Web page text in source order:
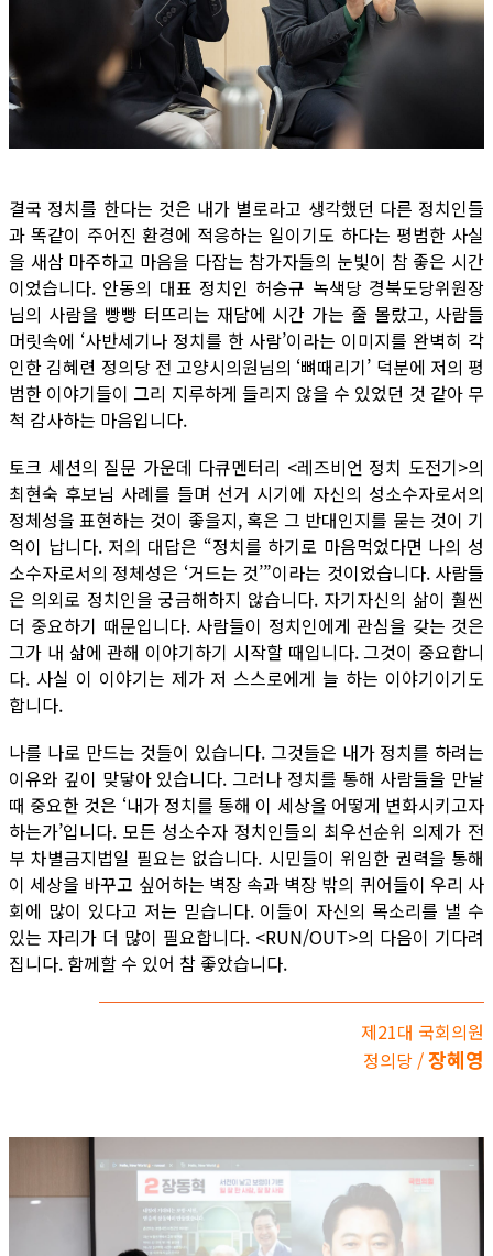
결국 정치를 한다는 것은 내가 별로라고 생각했던 다른 정치인들
과 똑같이 주어진 환경에 적응하는 일이기도 하다는 평범한 사실
을 새삼 마주하고 마음을 다잡는 참가자들의 눈빛이 참 좋은 시간
이었습니다. 안동의 대표 정치인 허승규 녹색당 경북도당위원장
님의 사람을 빵빵 터뜨리는 재담에 시간 가는 줄 몰랐고, 사람들
머릿속에 ‘사반세기나 정치를 한 사람’이라는 이미지를 완벽히 각
인한 김혜련 정의당 전 고양시의원님의 ‘뼈때리기’ 덕분에 저의 평
범한 이야기들이 그리 지루하게 들리지 않을 수 있었던 것 같아 무
척 감사하는 마음입니다.
토크 세션의 질문 가운데 다큐멘터리 <레즈비언 정치 도전기>의
최현숙 후보님 사례를 들며 선거 시기에 자신의 성소수자로서의
정체성을 표현하는 것이 좋을지, 혹은 그 반대인지를 묻는 것이 기
억이 납니다. 저의 대답은 “정치를 하기로 마음먹었다면 나의 성
소수자로서의 정체성은 ‘거드는 것’”이라는 것이었습니다. 사람들
은 의외로 정치인을 궁금해하지 않습니다. 자기자신의 삶이 훨씬
더 중요하기 때문입니다. 사람들이 정치인에게 관심을 갖는 것은
그가 내 삶에 관해 이야기하기 시작할 때입니다. 그것이 중요합니
다. 사실 이 이야기는 제가 저 스스로에게 늘 하는 이야기이기도
합니다.
나를 나로 만드는 것들이 있습니다. 그것들은 내가 정치를 하려는
이유와 깊이 맞닿아 있습니다. 그러나 정치를 통해 사람들을 만날
때 중요한 것은 ‘내가 정치를 통해 이 세상을 어떻게 변화시키고자
하는가’입니다. 모든 성소수자 정치인들의 최우선순위 의제가 전
부 차별금지법일 필요는 없습니다. 시민들이 위임한 권력을 통해
이 세상을 바꾸고 싶어하는 벽장 속과 벽장 밖의 퀴어들이 우리 사
회에 많이 있다고 저는 믿습니다. 이들이 자신의 목소리를 낼 수
있는 자리가 더 많이 필요합니다. <RUN/OUT>의 다음이 기다려
집니다. 함께할 수 있어 참 좋았습니다.
제21대 국회의원
정의당 /장혜영